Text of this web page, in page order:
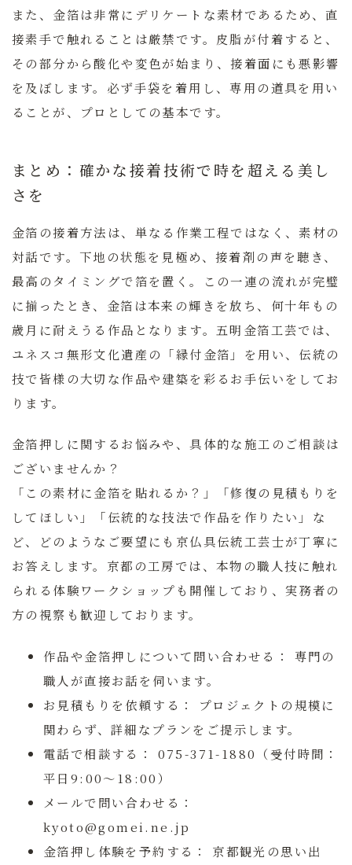
また、金箔は非常にデリケートな素材であるため、直
接素手で触れることは厳禁です。皮脂が付着すると、
その部分から酸化や変色が始まり、接着面にも悪影響
を及ぼします。必ず手袋を着用し、専用の道具を用い
ることが、プロとしての基本です。
まとめ：確かな接着技術で時を超える美し
さを
金箔の接着方法は、単なる作業工程ではなく、素材の
対話です。下地の状態を見極め、接着剤の声を聴き、
最高のタイミングで箔を置く。この一連の流れが完璧
に揃ったとき、金箔は本来の輝きを放ち、何十年もの
歳月に耐えうる作品となります。五明金箔工芸では、
ユネスコ無形文化遺産の「縁付金箔」を用い、伝統の
技で皆様の大切な作品や建築を彩るお手伝いをしてお
ります。
金箔押しに関するお悩みや、具体的な施工のご相談は
ございませんか？
「この素材に金箔を貼れるか？」「修復の見積もりを
してほしい」「伝統的な技法で作品を作りたい」な
ど、どのようなご要望にも京仏具伝統工芸士が丁寧に
お答えします。京都の工房では、本物の職人技に触れ
られる体験ワークショップも開催しており、実務者の
方の視察も歓迎しております。
作品や金箔押しについて問い合わせる：
専門の
職人が直接お話を伺います。
お見積もりを依頼する：
プロジェクトの規模に
関わらず、詳細なプランをご提示します。
電話で相談する：
075-371-1880（受付時間：
平日9:00〜18:00）
メールで問い合わせる：
kyoto@gomei.ne.jp
金箔押し体験を予約する：
京都観光の思い出